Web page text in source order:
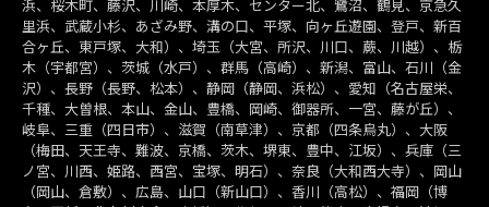
浜、桜木町、藤沢、川崎、本厚木、センター北、鷺沼、鶴見、京急久
里浜、武蔵小杉、あざみ野、溝の口、平塚、向ヶ丘遊園、登戸、新百
合ヶ丘、東戸塚、大和）、埼玉（大宮、所沢、川口、蕨、川越）、栃
木（宇都宮）、茨城（水戸）、群馬（高崎）、新潟、富山、石川（金
沢）、長野（長野、松本）、静岡（静岡、浜松）、愛知（名古屋栄、
千種、大曽根、本山、金山、豊橋、岡崎、御器所、一宮、藤が丘）、
岐阜、三重（四日市）、滋賀（南草津）、京都（四条烏丸）、大阪
（梅田、天王寺、難波、京橋、茨木、堺東、豊中、江坂）、兵庫（三
ノ宮、川西、姫路、西宮、宝塚、明石）、奈良（大和西大寺）、岡山
（岡山、倉敷）、広島、山口（新山口）、香川（高松）、福岡（博